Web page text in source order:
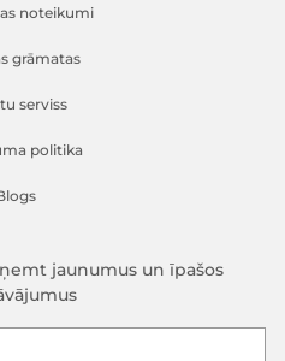
noteikumi
grāmatas
serviss
politika
jaunumus un īpašos